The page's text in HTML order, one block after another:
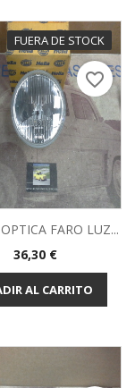
FUERA DE STOCK
FARO LUZ...
Precio
36,30 €
AL CARRITO
favorite_border